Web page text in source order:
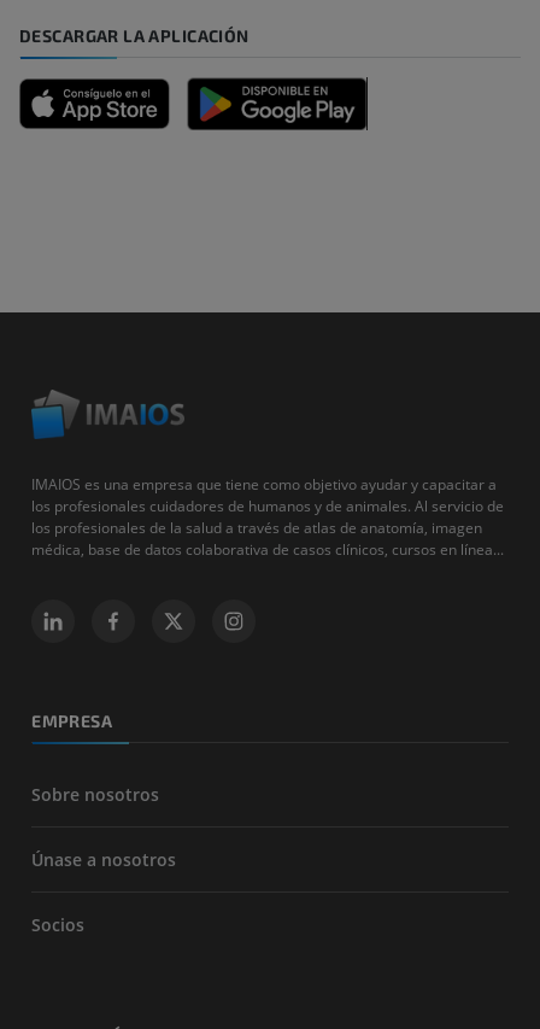
DESCARGAR LA APLICACIÓN
IMAIOS es una empresa que tiene como objetivo ayudar y capacitar a
los profesionales cuidadores de humanos y de animales. Al servicio de
los profesionales de la salud a través de atlas de anatomía, imagen
médica, base de datos colaborativa de casos clínicos, cursos en línea...
EMPRESA
Sobre nosotros
Únase a nosotros
Socios